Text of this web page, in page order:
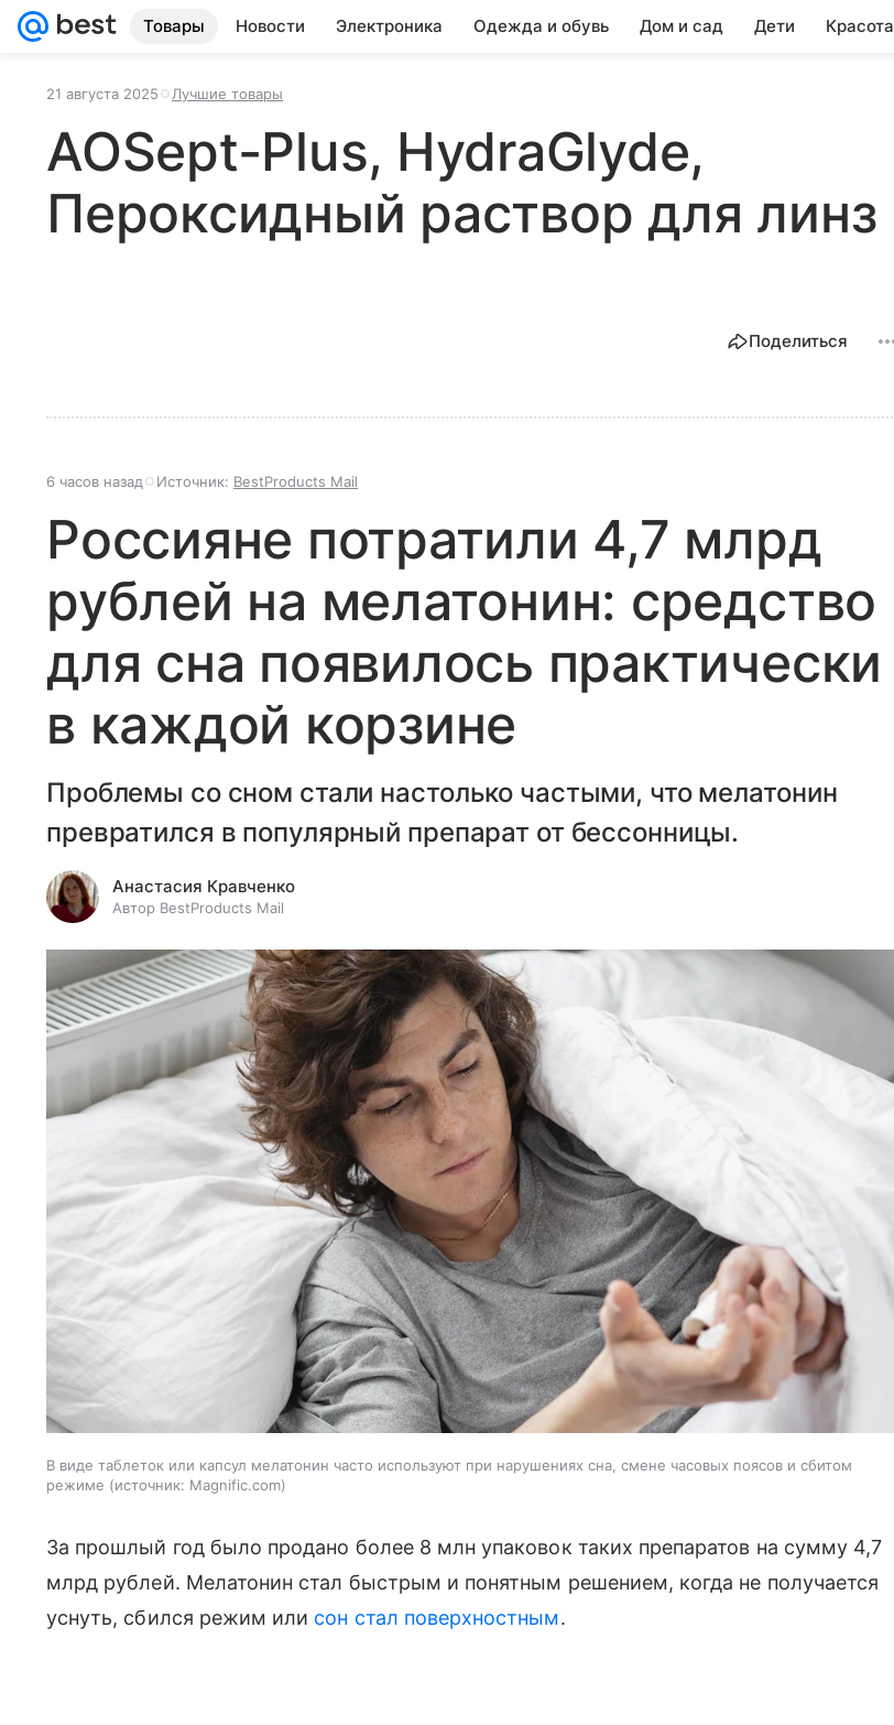
Товары Новости Электроника Одежда и обувь Дом и сад Дети Красота
21 августа 2025 Лучшие товары
AOSept-Plus, HydraGlyde,
Пероксидный раствор для линз
Поделиться
6 часов назад Источник: BestProducts Mail
Россияне потратили 4,7 млрд
рублей на мелатонин: средство
для сна появилось практически
в каждой корзине
Проблемы со сном стали настолько частыми, что мелатонин
превратился в популярный препарат от бессонницы.
Анастасия Кравченко
Автор BestProducts Mail
В виде таблеток или капсул мелатонин часто используют при нарушениях сна, смене часовых поясов и сбитом
режиме
источник: Magnific.com
За прошлый год было продано более 8 млн упаковок таких препаратов на сумму 4,7
млрд рублей. Мелатонин стал быстрым и понятным решением, когда не получается
уснуть, сбился режим или сон стал поверхностным.